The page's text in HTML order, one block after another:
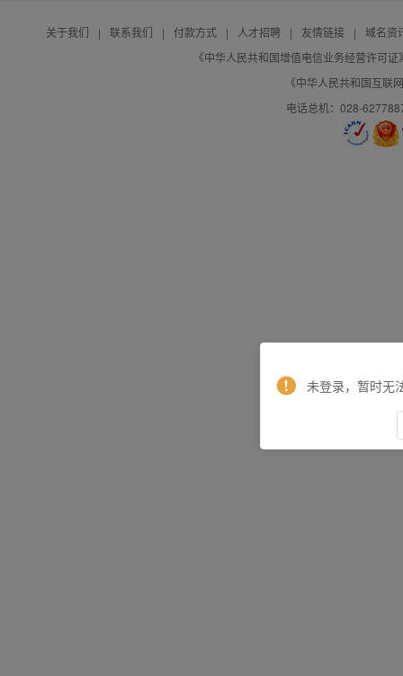
关于我们 | 联系我们 | 付款方式 | 人才招聘 | 友情链接 |
域名资
《中华人民共和国增值电信业务经营许可
《中华人民共和国互联
电话总机：028-
未登录，暂时无